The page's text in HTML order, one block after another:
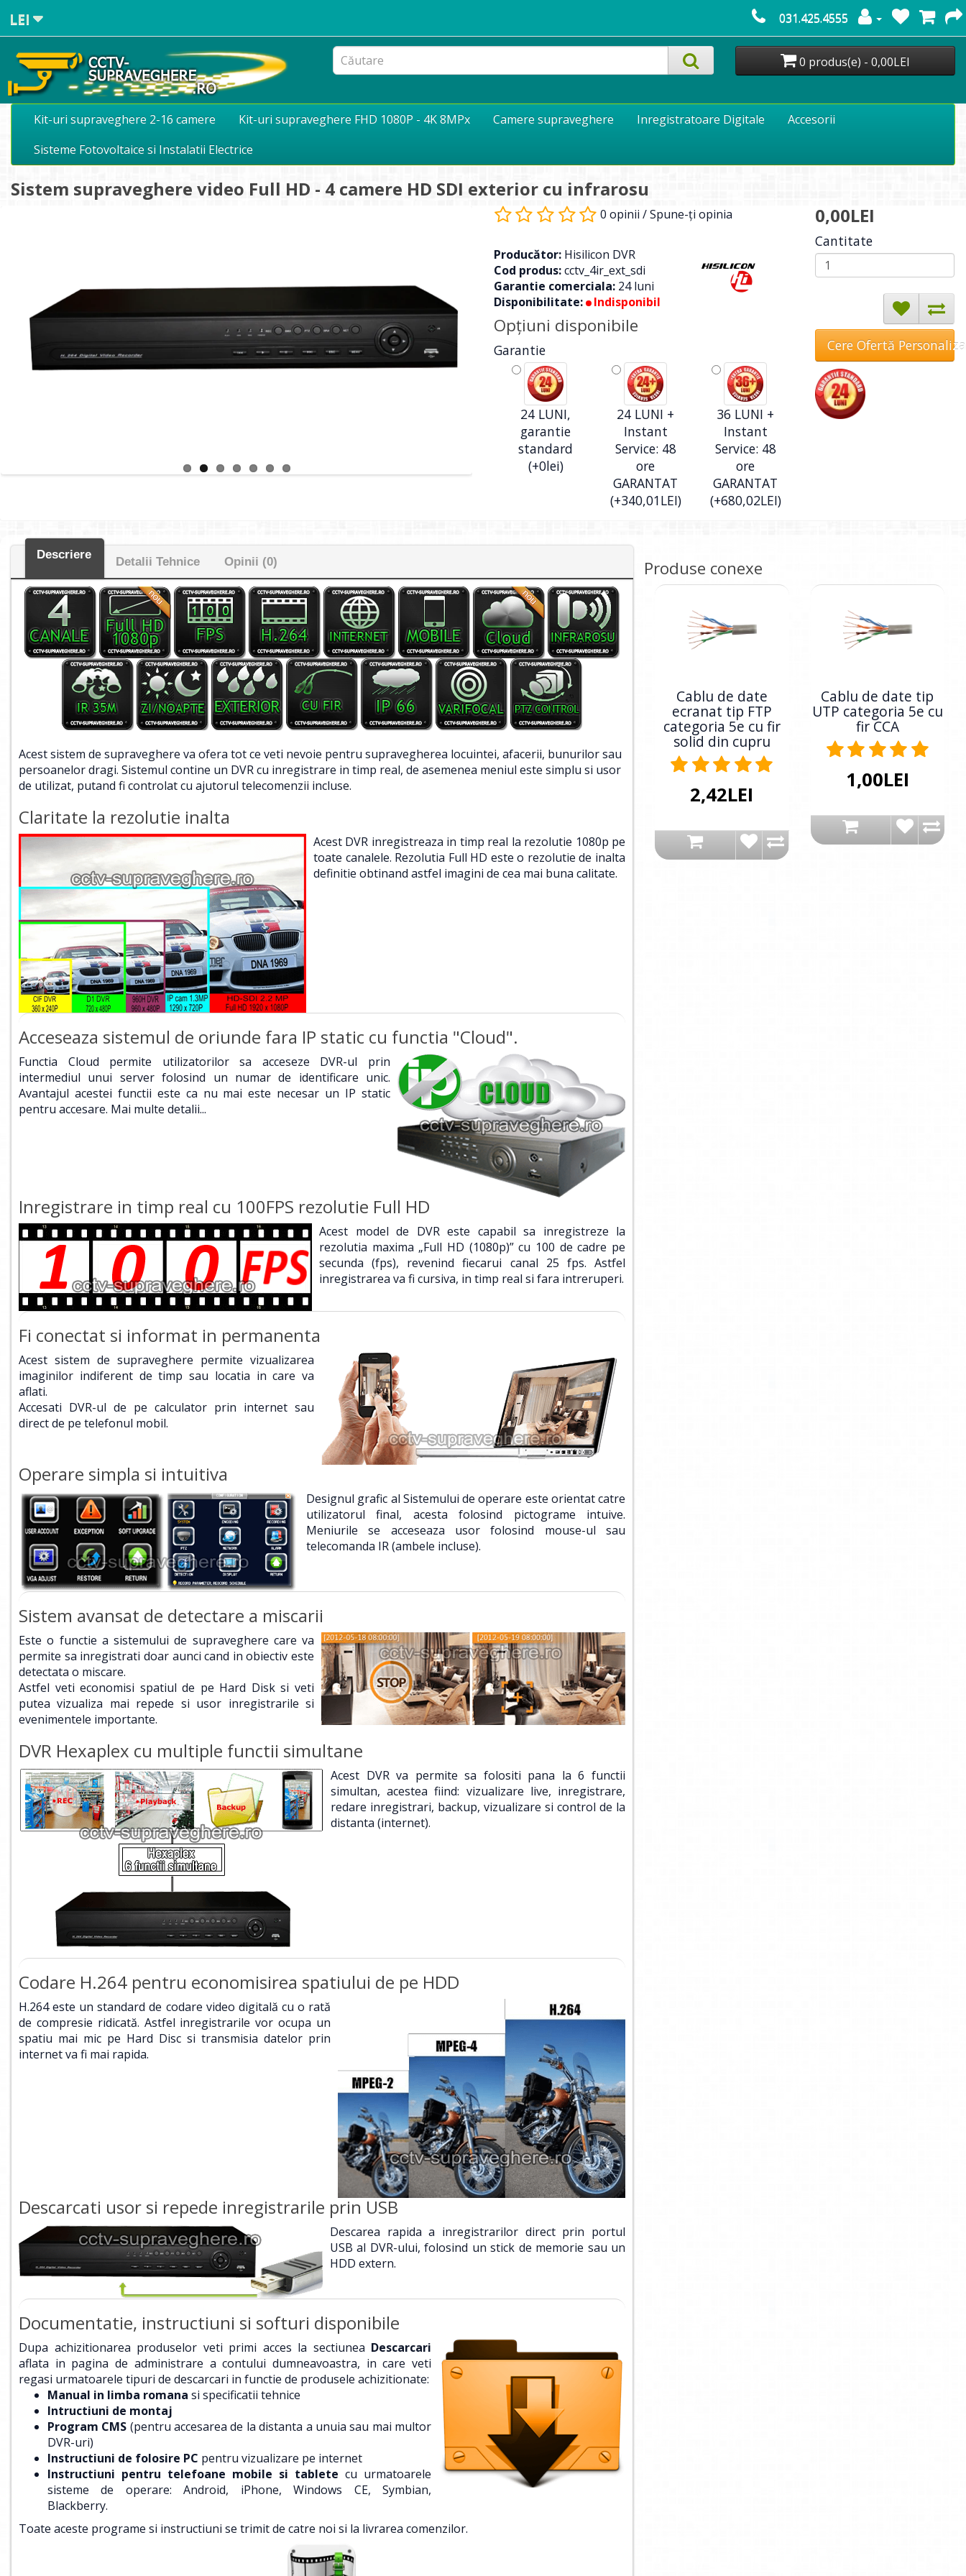
LEI 031.425.4555
0 produs(e) - 0,00LEI
Kit-uri supraveghere 2-16 camere Kit-uri supraveghere FHD 1080P - 4K 8MPx Camere supraveghere Inregistratoare Digitale
Accesorii
Sisteme Fotovoltaice si Instalatii Electrice
Sistem supraveghere video Full HD - 4 camere HD SDI exterior cu infrarosu
0 opinii /Spune-ţi opinia
Producător: Hisilicon DVR
Cod produs:cctv_4ir_ext_sdi
Garantie comerciala: 24 luni
Disponibilitate:
Indisponibil
Opţiuni disponibile
Garantie
24 LUNI,
garantie
standard
(+0lei)
24 LUNI +
Instant
Service: 48
ore
GARANTAT
(+340,01LEI)
36 LUNI +
Instant
Service: 48
ore
GARANTAT
(+680,02LEI)
0,00LEI
Cantitate
Cere Ofertă
Descriere
Detalii Tehnice Opinii (0)
Acest sistem de supraveghere va ofera tot ce veti nevoie pentru supravegherea locuintei, afacerii, bunurilor sau
persoanelor dragi. Sistemul contine un DVR cu inregistrare in timp real, de asemenea meniul este simplu si usor
de utilizat, putand fi controlat cu ajutorul telecomenzii incluse.
Claritate la rezolutie inalta
Acest DVR inregistreaza in timp real la rezolutie 1080p pe
toate canalele. Rezolutia Full HD este o rezolutie de inalta
definitie obtinand astfel imagini de cea mai buna calitate.
Acceseaza sistemul de oriunde fara IP static cu functia "Cloud".
Functia Cloud permite utilizatorilor sa acceseze DVR-ul prin
intermediul unui server folosind un numar de identificare unic.
Avantajul acestei functii este ca nu mai este necesar un IP static
pentru accesare. Mai multe detalii...
Inregistrare in timp real cu 100FPS rezolutie Full HD
Acest model de DVR este capabil sa inregistreze la
rezolutia maxima „Full HD (1080p)” cu 100 de cadre pe
secunda (fps), revenind fiecarui canal 25 fps. Astfel
inregistrarea va fi cursiva, in timp real si fara intreruperi.
Fi conectat si informat in permanenta
Acest sistem de supraveghere permite vizualizarea
imaginilor indiferent de timp sau locatia in care va
aflati.
Accesati DVR-ul de pe calculator prin internet sau
direct de pe telefonul mobil.
Operare simpla si intuitiva
Designul grafic al Sistemului de operare este orientat catre
utilizatorul final, acesta folosind pictograme intuive.
Meniurile se acceseaza usor folosind mouse-ul sau
telecomanda IR (ambele incluse).
Sistem avansat de detectare a miscarii
Este o functie a sistemului de supraveghere care va
permite sa inregistrati doar aunci cand in obiectiv este
detectata o miscare.
Astfel veti economisi spatiul de pe Hard Disk si veti
putea vizualiza mai repede si usor inregistrarile si
evenimentele importante.
DVR Hexaplex cu multiple functii simultane
Acest DVR va permite sa folositi pana la 6 functii
simultan, acestea fiind: vizualizare live, inregistrare,
redare inregistrari, backup, vizualizare si control de la
distanta (internet).
Codare H.264 pentru economisirea spatiului de pe HDD
H.264 este un standard de codare video digitală cu o rată
de compresie ridicată. Astfel inregistrarile vor ocupa un
spatiu mai mic pe Hard Disc si transmisia datelor prin
internet va fi mai rapida.
Descarcati usor si repede inregistrarile prin USB
Descarea rapida a inregistrarilor direct prin portul
USB al DVR-ului, folosind un stick de memorie sau un
HDD extern.
Documentatie, instructiuni si softuri disponibile
Dupa achizitionarea produselor veti primi acces la sectiunea Descarcari
aflata in pagina de administrare a contului dumneavoastra, in care veti
regasi urmatoarele tipuri de descarcari in functie de produsele achizitionate:
Manual in limba romana si specificatii tehnice
Intructiuni de montaj
Program CMS (pentru accesarea de la distanta a unuia sau mai multor
DVR-uri)
Instructiuni de folosire PC pentru vizualizare pe internet
Instructiuni pentru telefoane mobile si tablete cu urmatoarele
sisteme de operare: Android, iPhone, Windows CE, Symbian,
Blackberry.
Toate aceste programe si instructiuni se trimit de catre noi si la livrarea comenzilor.
Produse conexe
Cablu de date
ecranat tip FTP
categoria 5e cu fir
solid din cupru
2,42LEI
Cablu de date tip
UTP categoria 5e cu
fir CCA
1,00LEI